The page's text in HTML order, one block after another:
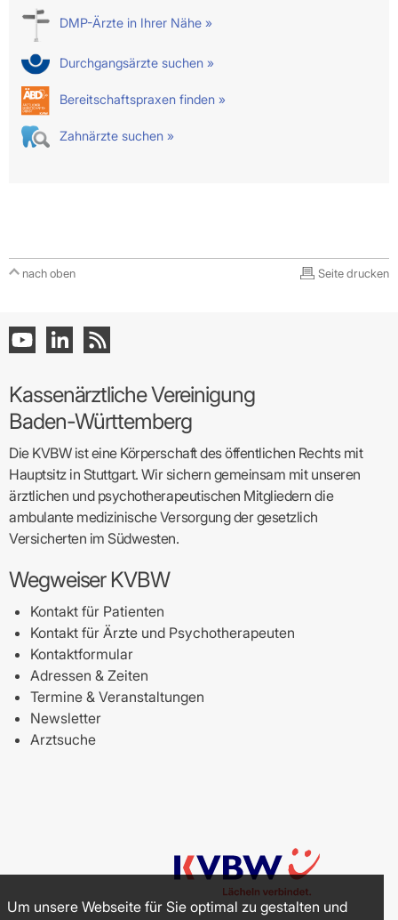
DMP-Ärzte in Ihrer Nähe »
Durchgangsärzte suchen »
Bereitschaftspraxen finden »
Zahnärzte suchen »
nach oben Seite drucken
Kassenärztliche Vereinigung
Baden-Württemberg
Die KVBW ist eine Körperschaft des öffentlichen Rechts mit
Hauptsitz in Stuttgart. Wir sichern gemeinsam mit unseren
ärztlichen und psychotherapeutischen Mitgliedern die
ambulante medizinische Versorgung der gesetzlich
Versicherten im Südwesten.
Wegweiser KVBW
Kontakt für Patienten
Kontakt für Ärzte und Psychotherapeuten
Kontaktformular
Adressen & Zeiten
Termine & Veranstaltungen
Newsletter
Arztsuche
Um unsere Webseite für Sie optimal zu gestalten und